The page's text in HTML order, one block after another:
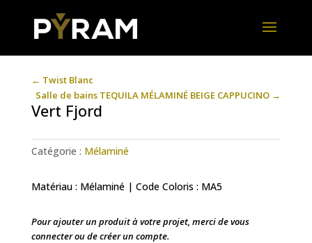
← Twist Blanc
Salle de bains TEQUILA MÉLAMINÉ BEIGE CAPPUCINO →
Vert Fjord
Catégorie : Mélaminé
Matériau : Mélaminé | Code Coloris : MA5
Pour ajouter un produit à votre projet, merci de vous
connecter ou de créer un compte.